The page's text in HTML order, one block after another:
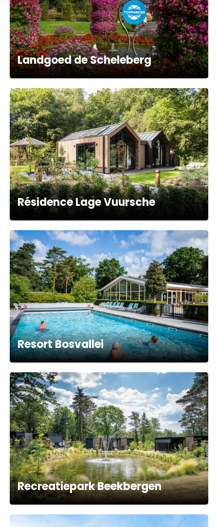
Landgoed de Scheleberg
Résidence Lage Vuursche
Resort Bosvallei
Recreatiepark Beekbergen